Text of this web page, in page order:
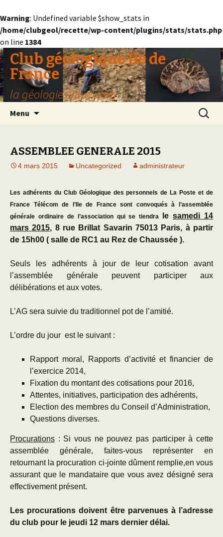
Warning: Undefined variable $show_stats in
/home/clubgeol/recette/wp-content/plugins/stats/stats.php
on line 1384
Club géologique Ile de
France
la géologie entre amis
Menu
ASSEMBLEE GENERALE 2015
4 mars 2015 Uncategorized administrateur
Les adhérents du Club Géologique des personnels de La Poste et de
France Télécom de l’Ile de France sont convoqués à l’assemblée
générale ordinaire de l’association qui se tiendra
lesamedi 14
mars 2015, 8 rue Brillat Savarin 75013 Paris, à partir
de 15h00 ( salle de RC1 au Rez de Chaussée ).
Seuls les adhérents à jour de leur cotisation avant
l’assemblée générale peuvent participer aux
délibérations et aux votes.
L’AG sera suivie du traditionnel pot de l’amitié.
L’ordre du jour est le suivant :
Rapport moral, Rapports d’activité et financier de
l’exercice 2014,
Fixation du montant des cotisations pour 2016,
Attentes, initiatives, participation des adhérents,
Election des membres du Conseil d’Administration,
Questions diverses.
Procurations : Si vous ne pouvez pas participer à cette
assemblée générale, faites-vous représenter en
retournant la procuration ci-jointe dûment remplie,en vous
assurant que le mandataire que vous avez désigné sera
effectivement présent.
Les procurations doivent être parvenues à l’adresse
du club pour le jeudi 12 mars dernier délai.